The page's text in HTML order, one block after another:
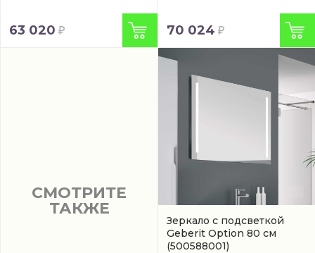
63 020 70 024
СМОТРИТЕ
ТАКЖЕ
Зеркало с подсветкой
Geberit Option 80 см
(500588001)